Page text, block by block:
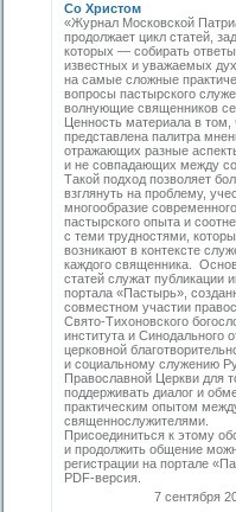
Со Христом
«Журнал Московской
продолжает цикл статей,
которых — собирать ответы
известных и уважаемых
на самые сложные
вопросы пастырского
волнующие священников
Ценность материала в том,
представлена палитра
отражающих разные
и не совпадающих между
Такой подход позволяет
взглянуть на проблему,
многообразие современного
пастырского опыта и
с теми трудностями,
возникают в контексте
каждого священника.
статей служат публикации
портала «Пастырь»,
совместном участии
Свято-Тихоновского
института и Синодального
церковной
и социальному служению
Православной Церкви для
поддерживать диалог и
практическим опытом
священнослужителями.
Присоединиться к этому
и продолжить общение
регистрации на портале
PDF-версия.
7 сентября